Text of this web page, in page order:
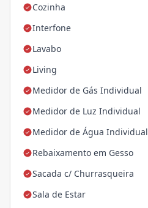
Cozinha
Interfone
Lavabo
Living
Medidor de Gás Individual
Medidor de Luz Individual
Medidor de Água Individual
Rebaixamento em Gesso
Sacada c/ Churrasqueira
Sala de Estar